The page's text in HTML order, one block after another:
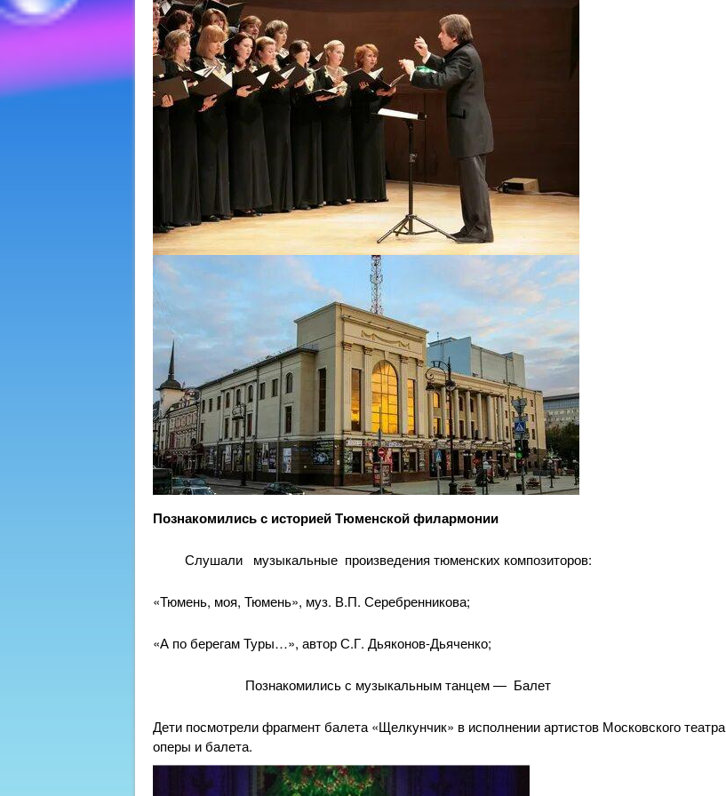
Познакомились с историей Тюменской филармонии
Слушали музыкальные произведения тюменских композиторов:
«Тюмень, моя, Тюмень», муз. В.П. Серебренникова;
«А по берегам Туры…», автор С.Г. Дьяконов-Дьяченко;
Познакомились с музыкальным танцем — Балет
Дети посмотрели фрагмент балета «Щелкунчик» в исполнении артистов Московского театра
оперы и балета.